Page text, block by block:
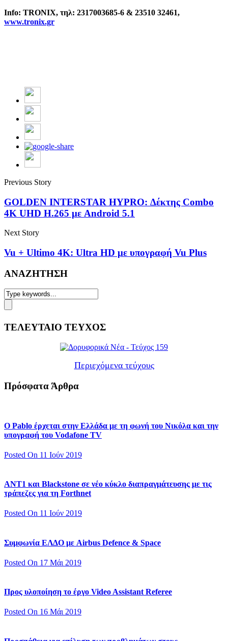
Info: TRONIX, τηλ: 2317003685-6 & 23510 32461,
www.tronix.gr
Previous Story
GOLDEN INTERSTAR HYPRO: Δέκτης Combo
4K UHD H.265 με Android 5.1
Next Story
Vu + Ultimo 4K: Ultra HD με υπογραφή Vu Plus
ΑΝΑΖΗΤΗΣΗ
ΤΕΛΕΥΤΑΙΟ ΤΕΥΧΟΣ
Περιεχόμενα τεύχους
Πρόσφατα Άρθρα
Ο Pablo έρχεται στην Ελλάδα με τη φωνή του Νικόλα και την
υπογραφή του Vodafone TV
Posted On 11 Ιούν 2019
ΑΝΤ1 και Blackstone σε νέο κύκλο διαπραγμάτευσης με τις
τράπεζες για τη Forthnet
Posted On 11 Ιούν 2019
Συμφωνία ΕΛΔΟ με Airbus Defence & Space
Posted On 17 Μάι 2019
Προς υλοποίηση το έργο Video Assistant Referee
Posted On 16 Μάι 2019